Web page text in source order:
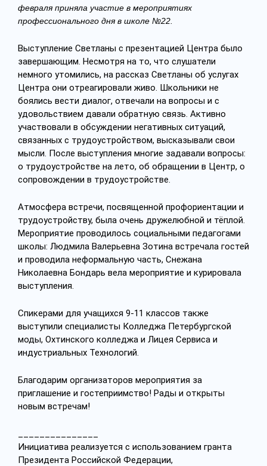
февраля приняла участие в мероприятиях
профессионального дня в школе №22.
Выступление Светланы с презентацией Центра было
завершающим. Несмотря на то, что слушатели
немного утомились, на рассказ Светланы об услугах
Центра они отреагировали живо. Школьники не
боялись вести диалог, отвечали на вопросы и с
удовольствием давали обратную связь. Активно
участвовали в обсуждении негативных ситуаций,
связанных с трудоустройством, высказывали свои
мысли. После выступления многие задавали вопросы:
о трудоустройстве на лето, об обращении в Центр, о
сопровождении в трудоустройстве.
Атмосфера встречи, посвященной профориентации и
трудоустройству, была очень дружелюбной и тёплой.
Мероприятие проводилось социальными педагогами
школы: Людмила Валерьевна Зотина встречала гостей
и проводила неформальную часть, Снежана
Николаевна Бондарь вела мероприятие и курировала
выступления.
Спикерами для учащихся 9-11 классов также
выступили специалисты Колледжа Петербургской
моды, Охтинского колледжа и Лицея Сервиса и
индустриальных Технологий.
Благодарим организаторов мероприятия за
приглашение и гостеприимство! Рады и открыты
новым встречам!
Инициатива реализуется с использованием гранта
Президента Российской Федерации,